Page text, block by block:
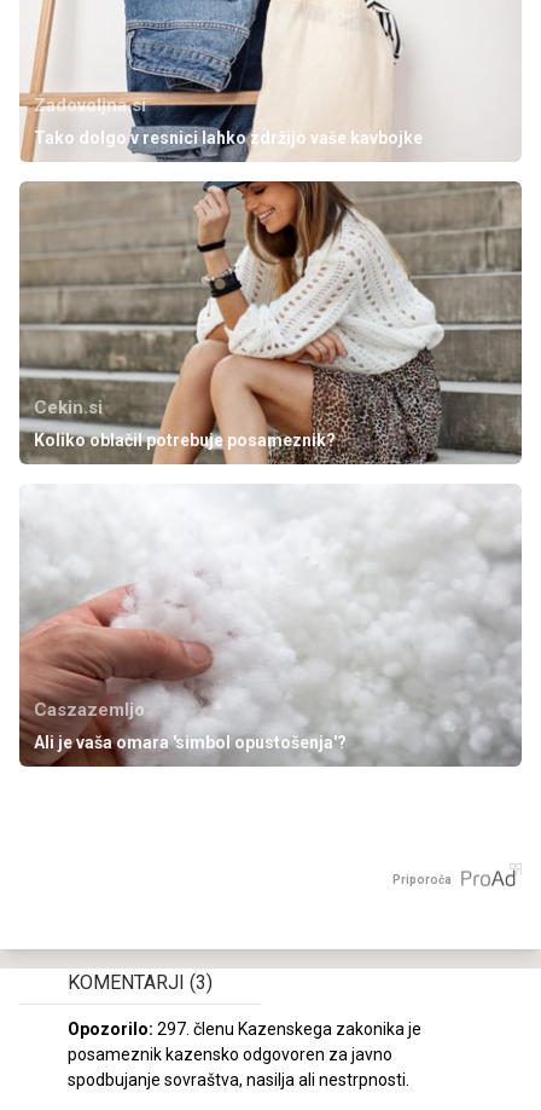
Zadovoljna.si
Tako dolgo v resnici lahko zdržijo vaše kavbojke
Cekin.si
Koliko oblačil potrebuje posameznik?
Caszazemljo
Ali je vaša omara 'simbol opustošenja'?
Priporoča
KOMENTARJI (3)
Opozorilo: 297. členu Kazenskega zakonika je
posameznik kazensko odgovoren za javno
spodbujanje sovraštva, nasilja ali nestrpnosti.